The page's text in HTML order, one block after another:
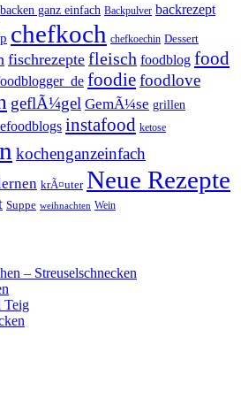
backen ganz einfach Backpulver backrezept
chefkoch chefkoechin Dessert
fischrezepte fleisch foodblog food
foodiefoodlove
geflÃ¼gel GemÃ¼se grillen
instafood ketose
kochenganzeinfach
krÃ¤uter Neue Rezepte
Suppe weihnachten Wein
– Streuselschnecken
Teig